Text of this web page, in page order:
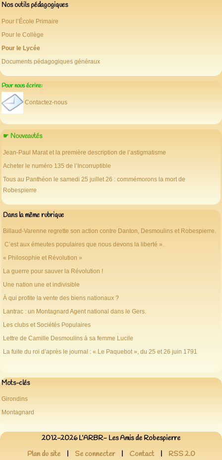
Nos outils pédagogiques
Pour l’École Primaire
Pour le Collège
Pour le Lycée
Documents pédagogiques généraux
Pour nous écrire:
Contactez-nous
☛ Nouveautés
Jean-Paul Marat et la première description de l’astigmatisme
Acheter le numéro 135 de l’Incorruptible
Tous au Panthéon le samedi 25 juillet 26 : commémorons la mort de
Robespierre
Dans la même rubrique
Billaud-Varenne regrette son action contre Danton, Desmoulins et Robespierre.
C’est aux émeutes populaires que nous devons la liberté ».
« Philosophie et Révolution »
La guerre pour sauver la Révolution !
Une nation une et indivisible
À qui profite la vente des biens nationaux ?
Lantrac : un Montagnard Agent national dans le Gers.
Les clubs et Sociétés Populaires
Lettre de Camille Desmoulins à sa femme Lucile
La fuite du roi d’après le journal : « Le Paquebot », du 25 et 26 juin 1791
Mots-clés
Girondins
Montagnard
2012-2026 L’ARBR- Les Amis de Robespierre
Plan du site
| Se connecter | Contact | RSS 2.0